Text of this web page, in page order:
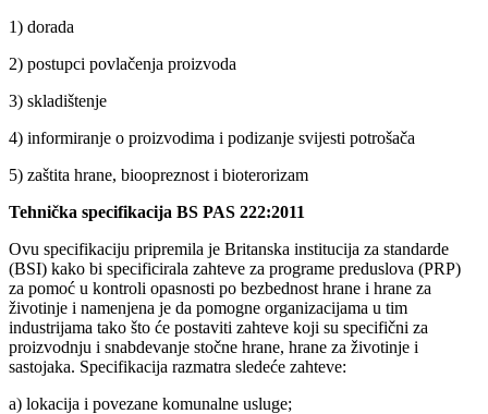
1) dorada
2) postupci povlačenja proizvoda
3) skladištenje
4) informiranje o proizvodima i podizanje svijesti potrošača
5) zaštita hrane, bioopreznost i bioterorizam
Tehnička specifikacija BS PAS 222:2011
Ovu specifikaciju pripremila je Britanska institucija za standarde
(BSI) kako bi specificirala zahteve za programe preduslova (PRP)
za pomoć u kontroli opasnosti po bezbednost hrane i hrane za
životinje i namenjena je da pomogne organizacijama u tim
industrijama tako što će postaviti zahteve koji su specifični za
proizvodnju i snabdevanje stočne hrane, hrane za životinje i
sastojaka. Specifikacija razmatra sledeće zahteve:
a) lokacija i povezane komunalne usluge;